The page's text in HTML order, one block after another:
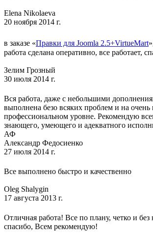
Elena Nikolaeva
20 ноября 2014 г.
в заказе «Правки для Joomla 2.5+VirtueMart
работа сделана оперативно, все работает,
Зелим Грозный
30 июля 2014 г.
Вся работа, даже с небольшими
выполнена безо всяких проблем и на
профессиональном уровне. Рекомендую
знающего, умеющего и адекватного
АФ
Александр Федосиенко
27 июля 2014 г.
Все выполнено быстро и качественно
Oleg Shalygin
17 августа 2013 г.
Отличная работа! Все по плану, четко и
спасибо, Всем рекомендую!